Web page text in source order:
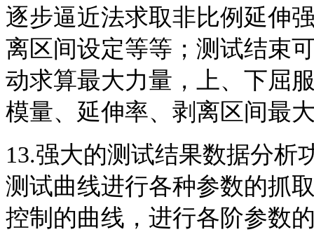
逐步逼近法求取非比例延伸
离区间设定等等；测试结束
动求算最大力量，上、下屈
模量、延伸率、剥离区间最
13.强大的测试结果数据分析
测试曲线进行各种参数的抓
控制的曲线，进行各阶参数